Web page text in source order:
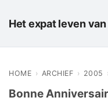
Het expat leven
HOME › ARCHIEF › 2005
Bonne